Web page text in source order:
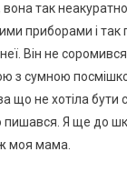
так неакуратно
приборами і так
Він не
з сумною
що не хотіла
Я ще до
моя мама.